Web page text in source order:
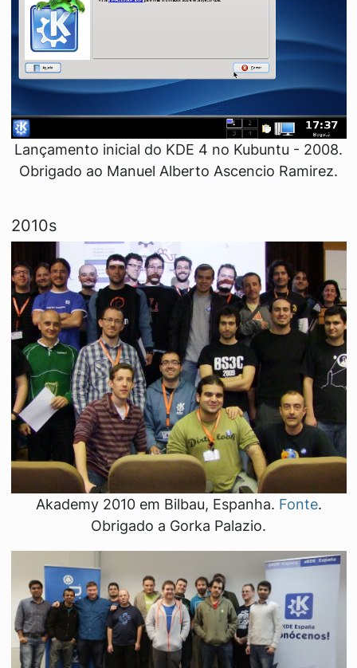
Lançamento inicial do KDE 4 no Kubuntu - 2008.
Obrigado ao Manuel Alberto Ascencio Ramirez.
2010s
Akademy 2010 em Bilbau, Espanha. Fonte.
Obrigado a Gorka Palazio.